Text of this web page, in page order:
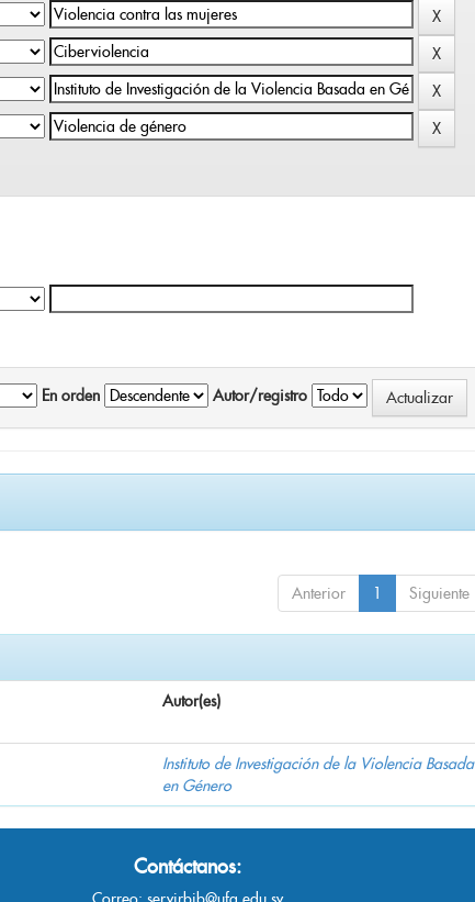
En orden Autor/registro
Anterior 1 Siguiente
Autor(es)
Instituto de Investigación de la Violencia Basada
en Género
Contáctanos: